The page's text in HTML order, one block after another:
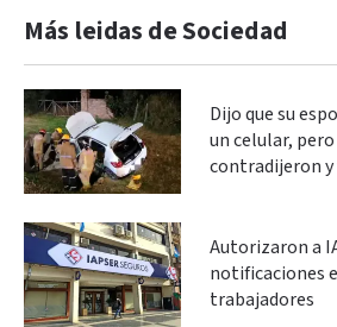
Más leidas de Sociedad
Dijo que su
un celular,
contradijeron y
Autorizaron a
notificaciones
trabajadores